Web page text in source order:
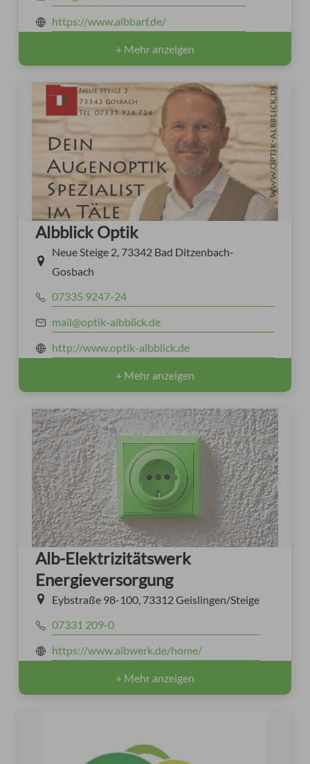
https://www.albbarf.de/
+ Mehr anzeigen
Albblick Optik
Neue Steige 2, 73342 Bad Ditzenbach-
Gosbach
07335 9247-24
mail@optik-albblick.de
http://www.optik-albblick.de
+ Mehr anzeigen
Alb-Elektrizitätswerk
Energieversorgung
Eybstraße 98-100, 73312 Geislingen/Steige
07331 209-0
https://www.albwerk.de/home/
+ Mehr anzeigen